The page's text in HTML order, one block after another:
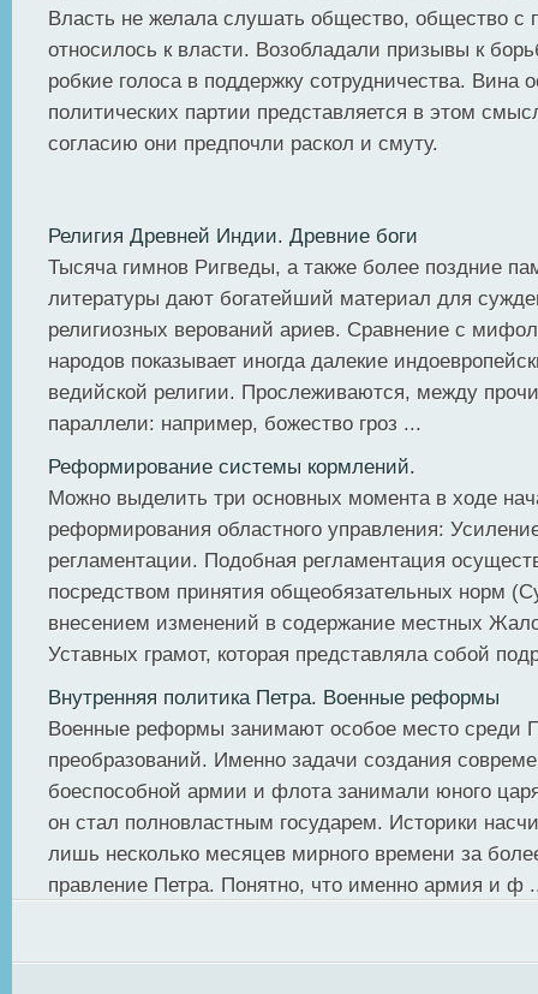
Власть не желала слушать общество, общество с
относилось к власти. Возобладали призывы к
робкие голоса в поддержку сотрудничества. Вина
политических партии представляется в этом
согласию они предпочли раскол и смуту.
Религия Древней Индии. Древние боги
Тысяча гимнов Ригведы, а также более поздние
литературы дают богатейший материал для
религиозных верований ариев. Сравнение с
народов показывает иногда далекие
ведийской религии. Прослеживаются, между
параллели: например, божество гроз ...
Реформирование системы кормлений.
Можно выделить три основных момента в ходе
реформирования областного управления:
регламентации. Подобная регламентация
посредством принятия общеобязательных норм
внесением изменений в содержание местных
Уставных грамот, которая представляла собой
Внутренняя политика Петра. Военные реформы
Военные реформы занимают особое место среди
преобразований. Именно задачи создания
боеспособной армии и флота занимали юного
он стал полновластным государем. Историки
лишь несколько месяцев мирного времени за
правление Петра. Понятно, что именно армия и ф